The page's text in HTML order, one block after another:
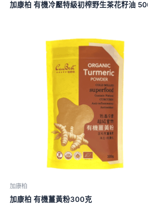
加康柏 有機冷壓特級初榨野生茶花籽油
加康柏
加康柏 有機薑黃粉300克